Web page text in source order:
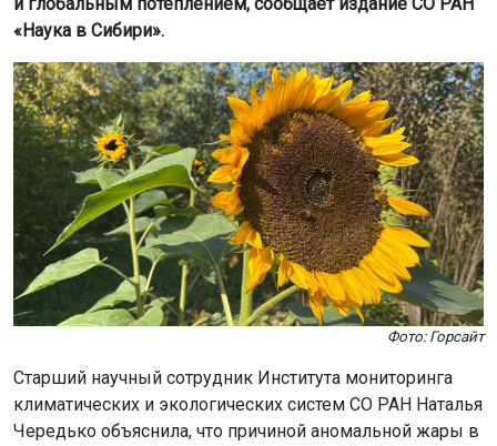
«Наука в Сибири».
Фото: Горсайт
Старший научный сотрудник Института мониторинга
климатических и экологических систем СО РАН Наталья
Чередько объяснила, что причиной аномальной жары в